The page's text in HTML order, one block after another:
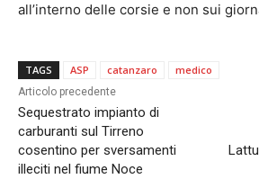
all’interno delle corsie e non sui
TAGS ASP catanzaro medico
Articolo precedente
Sequestrato impianto di
carburanti sul Tirreno
cosentino per sversamenti
illeciti nel fiume Noce